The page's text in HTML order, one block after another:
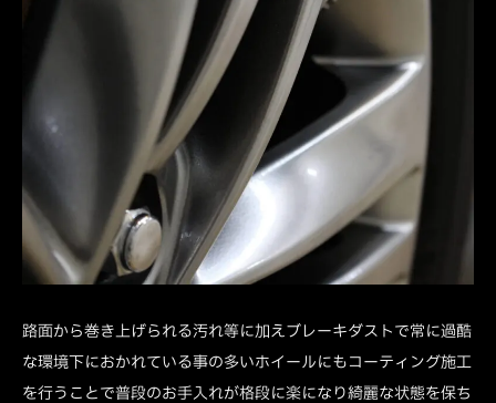
路面から巻き上げられる汚れ等に加えブレーキダストで常に過酷
な環境下におかれている事の多いホイールにもコーティング施工
を行うことで普段のお手入れが格段に楽になり綺麗な状態を保ち